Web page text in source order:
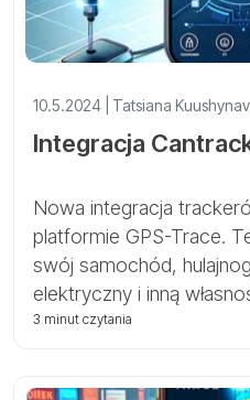
10.5.2024 | Tatsiana
Integracja
Nowa integracja
platformie GPS-Trace.
swój samochód,
elektryczny i inną
rzeczywistym za
3 minut czytania